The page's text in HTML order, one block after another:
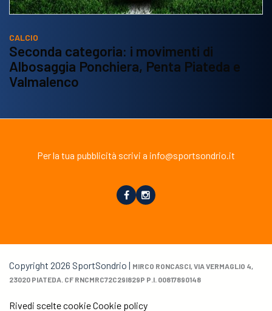
CALCIO
Seconda categoria: i movimenti di
Albosaggia Ponchiera, Penta Piateda e
Valmalenco
Per la tua pubblicità scrivi a info@sportsondrio.it
Copyright 2026 SportSondrio | MIRCO RONCASCI, VIA VERMAGLIO 4,
23020 PIATEDA. CF RNCMRC72C29I829P P.I. 00817890148
Rivedi scelte cookieCookie policy